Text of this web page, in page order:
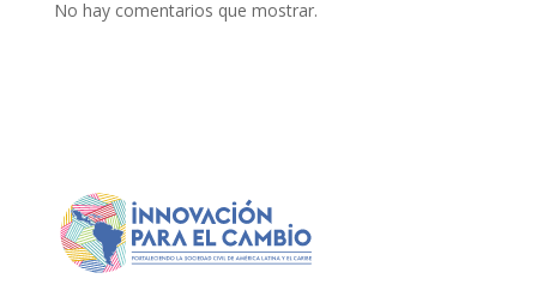
No hay comentarios que mostrar.